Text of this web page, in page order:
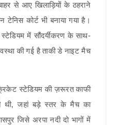
से आए खिलाड़ियों के ठहराने
टेनिस कोर्ट भी बनाया गया है।
स्टेडियम में सौंदर्यीकरण के साथ-
की गई है ताकी डे नाइट मैच
स्टेडियम की ज़रूरत काफी
थी, जहां बड़े स्तर के मैच का
जिसे अरपा नदी दो भागों में